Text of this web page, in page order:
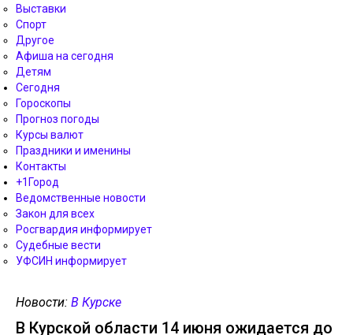
Выставки
Спорт
Другое
Афиша на сегодня
Детям
Сегодня
Гороскопы
Прогноз погоды
Курсы валют
Праздники и именины
Контакты
+1Город
Ведомственные новости
Закон для всех
Росгвардия информирует
Судебные вести
УФСИН информирует
Новости: В Курске
В Курской области 14 июня ожидается до